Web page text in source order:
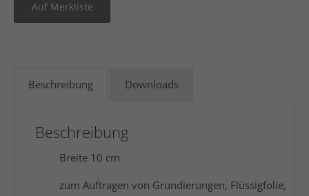
Beschreibung Downloads
Beschreibung
Breite 10 cm
zum Auftragen von Grundierungen, Flüssigfolie,